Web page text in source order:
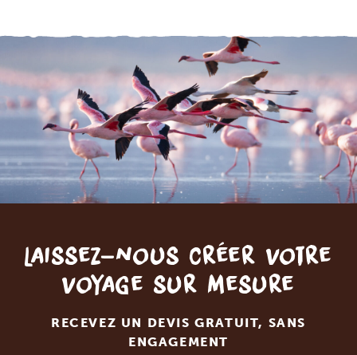
Laissez-nous créer votre
voyage sur mesure
RECEVEZ UN DEVIS GRATUIT, SANS
ENGAGEMENT